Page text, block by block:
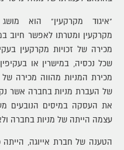
מקרקעין ומטרתו לאפשר חיוב
מכירה של זכויות מקרקעין
שכל נכסיה, במישרין או
מכירת המניות מהווה מכירה
של העברת מניות בחברה אשר
את העסקה במיסים הנובעים
עצמה הייתה של מניות בחברה
הטענה של חברת אייוגה,